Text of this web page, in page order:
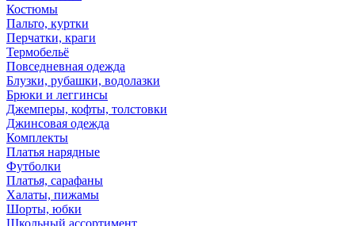
Костюмы
Пальто, куртки
Перчатки, краги
Термобельё
Повседневная одежда
Блузки, рубашки, водолазки
Брюки и леггинсы
Джемперы, кофты, толстовки
Джинсовая одежда
Комплекты
Платья нарядные
Футболки
Платья, сарафаны
Халаты, пижамы
Шорты, юбки
Школьный ассортимент